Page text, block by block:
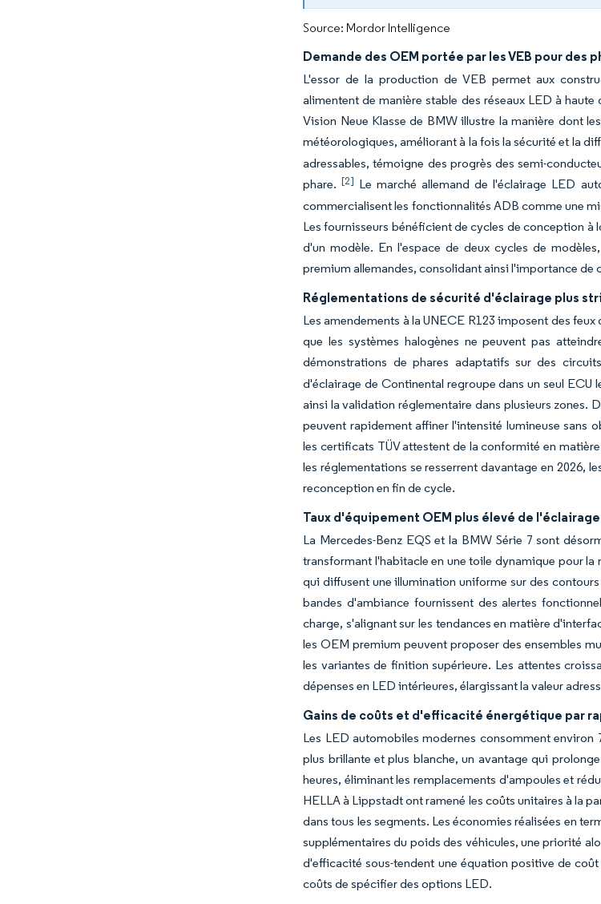
Source: Mordor Intelligence
Demande des OEM portée par les VEB pour des
L'essor de la production de VEB permet aux
alimentent de manière stable des réseaux LED à
Vision Neue Klasse de BMW illustre la manière dont
météorologiques, améliorant à la fois la sécurité et la
adressables, témoigne des progrès des semi-
phare.[2] Le marché allemand de l'éclairage LED
commercialisent les fonctionnalités ADB comme une
Les fournisseurs bénéficient de cycles de conception à
d'un modèle. En l'espace de deux cycles de
premium allemandes, consolidant ainsi l'importance de
Réglementations de sécurité d'éclairage plus
Les amendements à la UNECE R123 imposent des
que les systèmes halogènes ne peuvent pas
démonstrations de phares adaptatifs sur des
d'éclairage de Continental regroupe dans un seul
ainsi la validation réglementaire dans plusieurs zones.
peuvent rapidement affiner l'intensité lumineuse sans
les certificats TÜV attestent de la conformité en
les réglementations se resserrent davantage en 2026,
reconception en fin de cycle.
Taux d'équipement OEM plus élevé de
La Mercedes-Benz EQS et la BMW Série 7 sont
transformant l'habitacle en une toile dynamique pour
qui diffusent une illumination uniforme sur des
bandes d'ambiance fournissent des alertes
charge, s'alignant sur les tendances en matière
les OEM premium peuvent proposer des ensembles
les variantes de finition supérieure. Les attentes
dépenses en LED intérieures, élargissant la valeur
Gains de coûts et d'efficacité énergétique par
Les LED automobiles modernes consomment environ
plus brillante et plus blanche, un avantage qui
heures, éliminant les remplacements d'ampoules et
HELLA à Lippstadt ont ramené les coûts unitaires à la
dans tous les segments. Les économies réalisées en
supplémentaires du poids des véhicules, une priorité
d'efficacité sous-tendent une équation positive de
coûts de spécifier des options LED.